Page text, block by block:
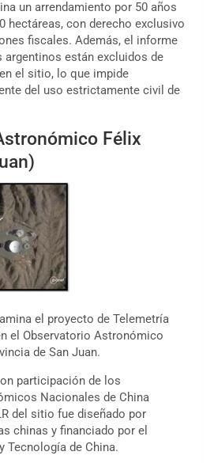
un arrendamiento por 50 años
hectáreas, con derecho exclusivo
fiscales. Además, el informe
argentinos están excluidos de
el sitio, lo que impide
del uso estrictamente civil de
Félix
el proyecto de Telemetría
el Observatorio Astronómico
de San Juan.
participación de los
Nacionales de China
del sitio fue diseñado por
chinas y financiado por el
Tecnología de China.